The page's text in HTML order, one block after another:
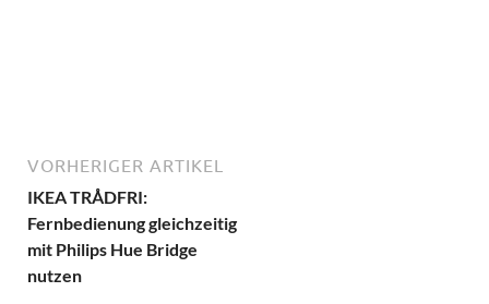
VORHERIGER ARTIKEL
IKEA TRÅDFRI:
Fernbedienung gleichzeitig
mit Philips Hue Bridge
nutzen